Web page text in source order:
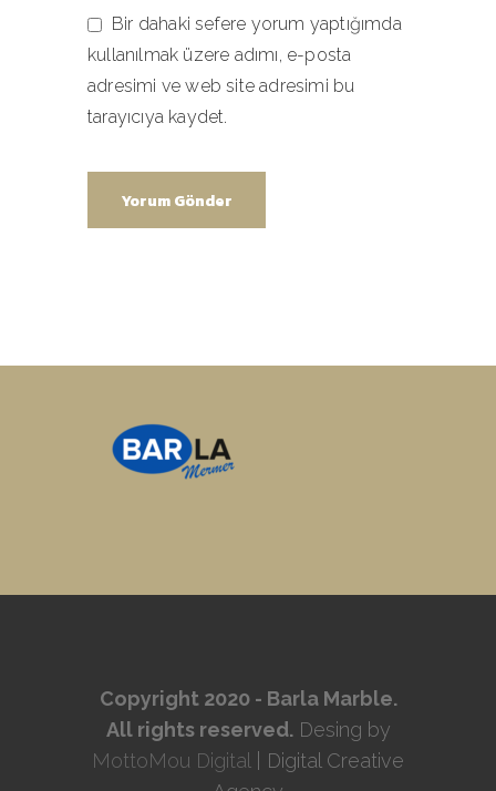
Bir dahaki sefere yorum yaptığımda
kullanılmak üzere adımı, e-posta
adresimi ve web site adresimi bu
tarayıcıya kaydet.
Copyright 2020 - Barla Marble.
All rights reserved.Desing by
MottoMou Digital
| Digital Creative